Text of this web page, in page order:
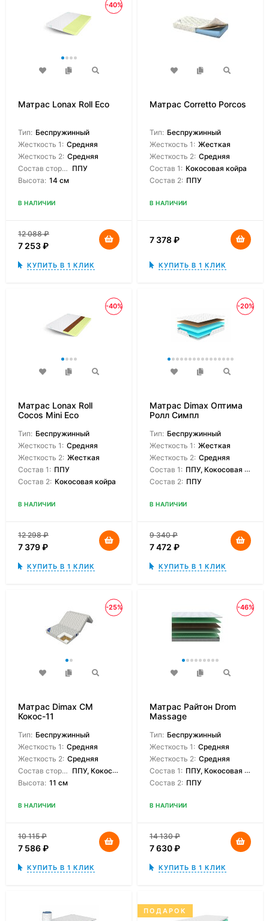
-40%
Матрас Lonax Roll Eco
Тип: Беспружинный
Жесткость 1: Средняя
Жесткость 2: Средняя
Состав сторон: ППУ
Высота: 14 см
В НАЛИЧИИ
12 088₽
7 253₽
КУПИТЬ В 1 КЛИК
Матрас Corretto Porcos
Тип: Беспружинный
Жесткость 1: Жесткая
Жесткость 2: Средняя
Состав 1: Кокосовая койра
Состав 2: ППУ
В НАЛИЧИИ
7 378₽
КУПИТЬ В 1 КЛИК
-40%
Матрас Lonax Roll
Cocos Mini Eco
Тип: Беспружинный
Жесткость 1: Средняя
Жесткость 2: Жесткая
Состав 1: ППУ
Состав 2: Кокосовая койра
В НАЛИЧИИ
12 298₽
7 379₽
КУПИТЬ В 1 КЛИК
-20%
Матрас Dimax Оптима
Ролл Симпл
Тип: Беспружинный
Жесткость 1: Жесткая
Жесткость 2: Средняя
Состав 1: ППУ, Кокосовая койра
Состав 2: ППУ
В НАЛИЧИИ
9 340₽
7 472 ₽
КУПИТЬ В 1 КЛИК
-25%
Матрас Dimax СМ
Кокос-11
Тип: Беспружинный
Жесткость 1: Средняя
Жесткость 2: Средняя
Состав сторон: ППУ, Кокосовая койра
Высота: 11 см
В НАЛИЧИИ
10 115₽
7 586₽
КУПИТЬ В 1 КЛИК
-46%
Матрас Райтон Drom
Massage
Тип: Беспружинный
Жесткость 1: Средняя
Жесткость 2: Средняя
Состав 1: ППУ, Кокосовая койра
Состав 2: ППУ
В НАЛИЧИИ
14 130₽
7 630₽
КУПИТЬ В 1 КЛИК
ПОДАРОК